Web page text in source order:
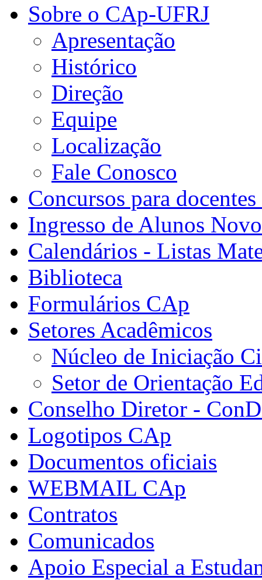
Sobre o CAp-UFRJ
Apresentação
Histórico
Direção
Equipe
Localização
Fale Conosco
Concursos para
Ingresso de Alunos
Calendários - Listas
Biblioteca
Formulários CAp
Setores Acadêmicos
Núcleo de Iniciação
Setor de Orientação
Conselho Diretor -
Logotipos CAp
Documentos oficiais
WEBMAIL CAp
Contratos
Comunicados
Apoio Especial a